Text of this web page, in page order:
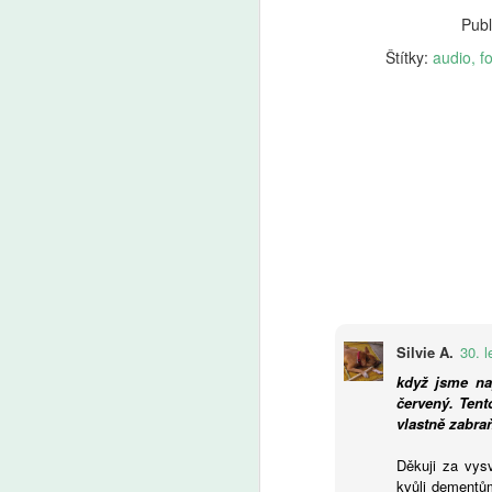
Štítky: audio
Silvie A. 30.
když jsme
červený.
vlastně
Děkuji za
kvůli
a